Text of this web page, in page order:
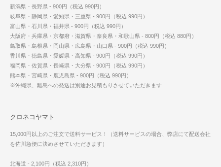
新潟県・長野県 - 900円（税込 990円）
岐阜県・静岡県・愛知県・三重県 - 900円（税込 990円）
富山県・石川県・福井県 - 900円（税込 990円）
大阪府・兵庫県・京都府・滋賀県・奈良県・和歌山県 - 800円（税込 880円）
鳥取県・島根県・岡山県・広島県・山口県 - 900円（税込 990円）
香川県・徳島県・愛媛県・高知県 - 900円（税込 990円）
福岡県・佐賀県・長崎県・大分県 - 900円（税込 990円）
熊本県・宮崎県・鹿児島県 - 900円（税込 990円）
※沖縄県、離島への発送は別途お見積もりさせていただきます
クロネコヤマト
15,000円以上のご注文で送料サービス！（送料サービスの場合、弊店にて配送会社
を佐川急便に決めさせていただきます）
北海道 - 2,100円（税込 2,310円）